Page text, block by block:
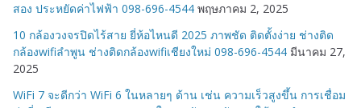
สอง ประหยัดค่าไฟฟ้า 098-696-4544 พฤษภาคม 2, 2025
10 กล้องวงจรปิดไร้สาย ยี่ห้อไหนดี 2025 ภาพชัด ติดตั้งง่าย ช่างติด
กล้องwifiลำพูน ช่างติดกล้องwifiเชียงใหม่ 098-696-4544 มีนาคม 27,
2025
WiFi 7 จะดีกว่า WiFi 6 ในหลายๆ ด้าน เช่น ความเร็วสูงขึ้น การเชื่อม